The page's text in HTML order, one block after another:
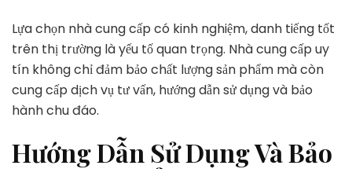
Lựa chọn nhà cung cấp có kinh nghiệm, danh tiếng tốt
trên thị trường là yếu tố quan trọng. Nhà cung cấp uy
tín không chỉ đảm bảo chất lượng sản phẩm mà còn
cung cấp dịch vụ tư vấn, hướng dẫn sử dụng và bảo
hành chu đáo.
Hướng Dẫn Sử Dụng Và Bảo